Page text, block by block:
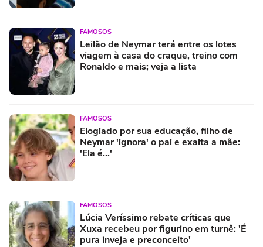
FAMOSOS
Leilão de Neymar terá entre os lotes
viagem à casa do craque, treino com
Ronaldo e mais; veja a lista
FAMOSOS
Elogiado por sua educação, filho de
Neymar 'ignora' o pai e exalta a mãe:
'Ela é...'
FAMOSOS
Lúcia Veríssimo rebate críticas que
Xuxa recebeu por figurino em turnê: 'É
pura inveja e preconceito'